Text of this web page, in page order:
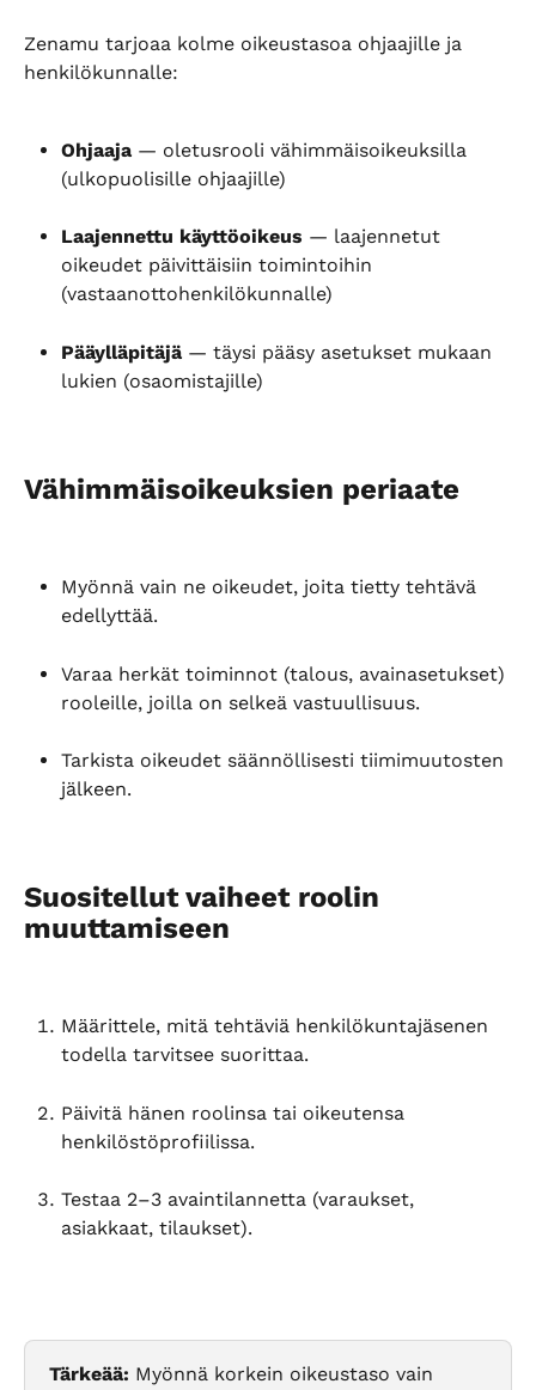
Zenamu tarjoaa kolme oikeustasoa ohjaajille ja
henkilökunnalle:
Ohjaaja — oletusrooli vähimmäisoikeuksilla
(ulkopuolisille ohjaajille)
Laajennettu käyttöoikeus — laajennetut
oikeudet päivittäisiin toimintoihin
(vastaanottohenkilökunnalle)
Pääylläpitäjä — täysi pääsy asetukset mukaan
lukien (osaomistajille)
Vähimmäisoikeuksien periaate
Myönnä vain ne oikeudet, joita tietty tehtävä
edellyttää.
Varaa herkät toiminnot (talous, avainasetukset)
rooleille, joilla on selkeä vastuullisuus.
Tarkista oikeudet säännöllisesti tiimimuutosten
jälkeen.
Suositellut vaiheet roolin
muuttamiseen
Määrittele, mitä tehtäviä henkilökuntajäsenen
todella tarvitsee suorittaa.
Päivitä hänen roolinsa tai oikeutensa
henkilöstöprofiilissa.
Testaa 2–3 avaintilannetta (varaukset,
asiakkaat, tilaukset).
Tärkeää: Myönnä korkein oikeustaso vain